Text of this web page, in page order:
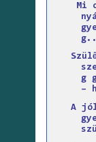
Mi
g
–
A